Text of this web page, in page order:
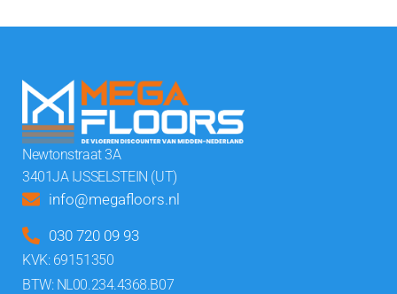
Newtonstraat 3A
3401JA IJSSELSTEIN (UT)
info@megafloors.nl
030 720 09 93
KVK: 69151350
BTW: NL00.234.4368.B07